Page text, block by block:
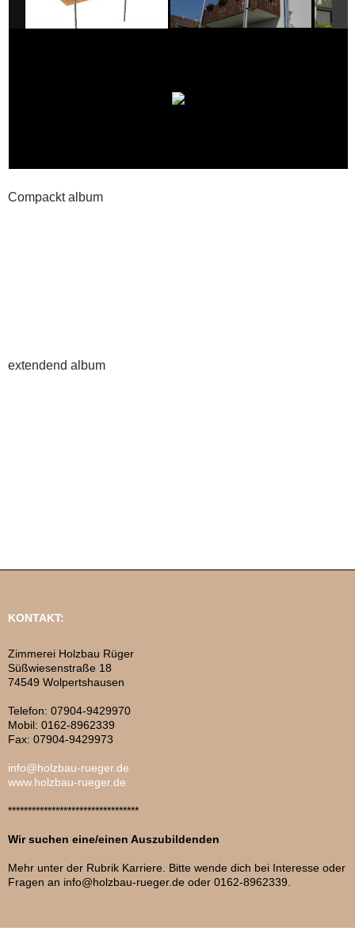
Compackt album
extendend album
KONTAKT:
Zimmerei Holzbau Rüger
Süßwiesenstraße 18
74549 Wolpertshausen
Telefon: 07904-9429970
Mobil: 0162-8962339
Fax: 07904-9429973
info@holzbau-rueger.de
www.holzbau-rueger.de
*********************************
Wir suchen eine/einen Auszubildenden
Mehr unter der Rubrik Karriere. Bitte wende dich bei Interesse oder
Fragen an info@holzbau-rueger.de oder 0162-8962339.